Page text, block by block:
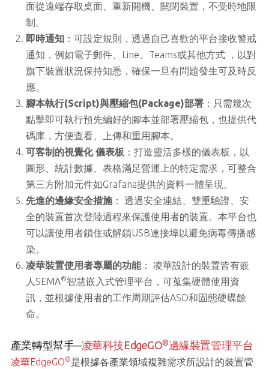
面從遠端存取桌面、重新開機、關閉裝置，不受時地限
制。
即時通知 ：可設定規則，透過自己喜歡的平台接收警戒
通知，例如電子郵件、Line、Teams或其他方式 ，以對
旗下裝置狀況保持知悉，確保一旦有問題發生可及時反
應。
腳本執行(Script)與壓縮包(Package)部署：只需幾次
點擊即可執行預先編好的腳本並部署壓縮包，也提供代
碼庫，方便查看、上傳和重用腳本。
可客制的視覺化 儀表板 ：打造靈活多樣的儀表板，以
圖形、統計數據、表格滿足營運上的特定需求，可整合
第三方附加元件如Grafana提供的資料一體呈現。
先進的邊緣安全措施： 透過安全連結、雙重驗證、安
全的裝置首次登陸過程來保護使用者的裝置。本平台也
可以讓使用者鎖住或解鎖USB連接埠以避免病毒傳播感
染。
凌華裝置使用者專屬的功能： 凌華設計的裝置皆有嵌
人SEMA®智慧嵌入式管理平台，可蒐集硬體使用資
訊，並根據使用者的工作周期評估ASD和固態硬碟餘
命。
產業轉型幫手─凌華科技EdgeGO®邊緣裝置管理平台
凌華EdgeGO®是根據各產業領域複雜需求所設計的裝置管